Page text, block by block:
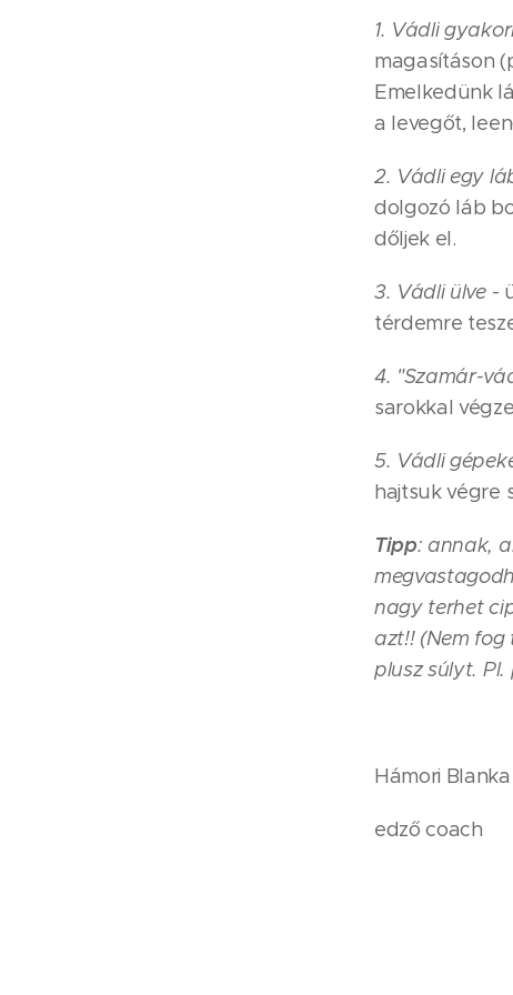
1. Vádli
magasításon
Emelkedünk
a levegőt,
2. Vádli egy
dolgozó láb
dőljek el.
3. Vádli ülve-
térdemre
4. "Szamár-
sarokkal
5. Vádli
hajtsuk végre
Tipp: annak,
nagy terhet
azt!! (Nem fog
plusz súlyt.
Hámori Blanka
edző coach